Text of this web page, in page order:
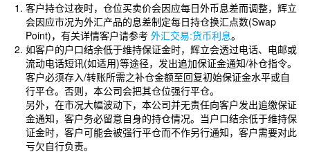
客户持仓过夜时，仓位买卖价会因应每日外币息差而调整，辉立
会因应市况为外汇产品的息差制定每日持仓换汇点数(Swap
Point)，有关详情客户请参考 外汇交易:货币利息。
如客户的户口结余低于维持保证金时，辉立会透过电话、电邮或
流动电话短讯(如适用)等途径，发出追加保证金通知/补仓指令。
客户必须存入/转账所需之补仓金额至回复初始保证金水平或自
行平仓。否则，本公司会把其仓位强行平仓。
另外，在市况大幅波动下，本公司并无责任向客户发出追缴保证
金通知，客户务必留意自身的持仓情况。当户口结余低于维持保
证金时，客户可能会被强行平仓而不作另行通知，客户需要对此
亏欠自行负责。